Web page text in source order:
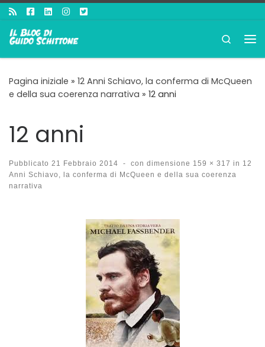
Passa al contenuto
Search
Pagina iniziale » 12 Anni Schiavo, la conferma di McQueen
e della sua coerenza narrativa » 12 anni
12 anni
Pubblicato 21 Febbraio 2014 - con dimensione 159 × 317 in 12
Anni Schiavo, la conferma di McQueen e della sua coerenza
narrativa
Navigazione immagini